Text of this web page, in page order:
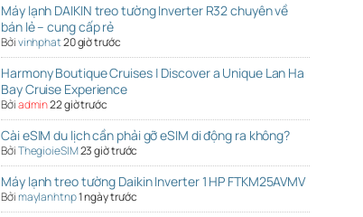
Máy lạnh DAIKIN treo tường Inverter R32 chuyên về
bán lẻ – cung cấp rẻ
Bởivinhphat20 giờ trước
Harmony Boutique Cruises | Discover a Unique Lan Ha
Bay Cruise Experience
Bởiadmin22 giờ trước
Cài eSIM du lịch cần phải gỡ eSIM di động ra không?
BởiThegioieSIM23 giờ trước
Máy lạnh treo tường Daikin Inverter 1 HP FTKM25AVMV
Bởimaylanhtnp1 ngày trước